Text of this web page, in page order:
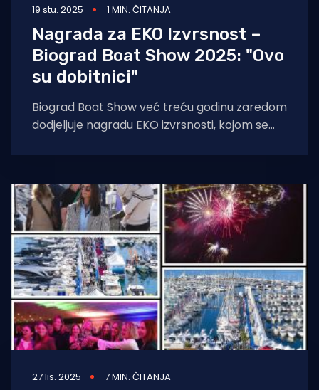
19 stu. 2025 1 MIN. ČITANJA
Nagrada za EKO Izvrsnost –
Biograd Boat Show 2025: "Ovo
su dobitnici"
Biograd Boat Show već treću godinu zaredom
dodjeljuje nagradu EKO izvrsnosti, kojom se
očuvanju okoliša
27 lis. 2025 7 MIN. ČITANJA